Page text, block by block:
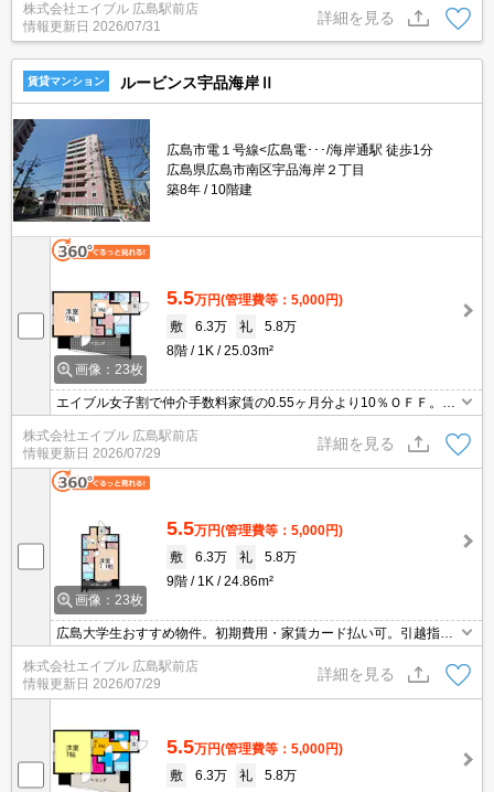
グ料金52,800円。退去時、鍵交換27,500円。
株式会社エイブル 広島駅前店
情報更新日 2026/07/31
詳細を見る
賃貸マンション ルービンス宇品海岸Ⅱ
広島市電１号線<広島電･･･/海岸通駅 徒歩1分
広島県広島市南区宇品海岸２丁目
築8年
10階建
画像：23枚
5.5万円(管理費等：5,000円)
敷
6.3万 礼
5.8万
8階
1K 25.03m²
エイブル女子割で仲介手数料家賃の0.55ヶ月分より10％ＯＦＦ。広
島大学生おすすめ物件。県立広島大学生おすすめ物件。広島都市学
園大学生におすすめ物件。引越指定業者あり。初期費用・家賃カー
ド払い可。
株式会社エイブル 広島駅前店
情報更新日 2026/07/29
詳細を見る
画像：23枚
5.5万円(管理費等：5,000円)
敷
6.3万 礼
5.8万
9階
1K 24.86m²
広島大学生おすすめ物件。初期費用・家賃カード払い可。引越指定
業者あり。オンライン対応可。県立広島大学生おすすめ物件。広島
都市学園大学生におすすめ物件。
株式会社エイブル 広島駅前店
情報更新日 2026/07/29
詳細を見る
5.5万円(管理費等：5,000円)
敷
6.3万 礼 5.8万